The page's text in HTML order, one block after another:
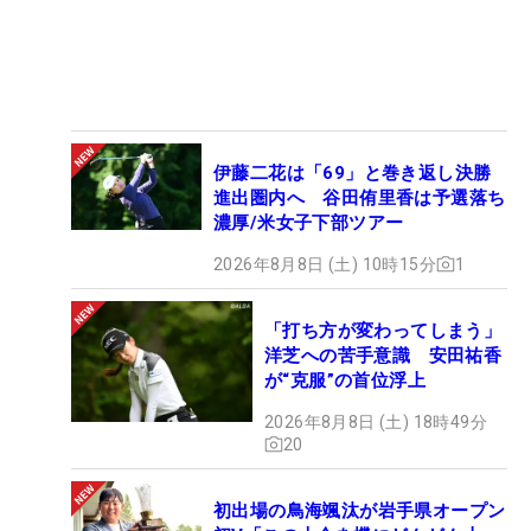
伊藤二花は「69」と巻き返し決勝
進出圏内へ 谷田侑里香は予選落ち
濃厚/米女子下部ツアー
2026年8月8日 (土) 10時15分 1
「打ち方が変わってしまう」
洋芝への苦手意識 安田祐香
が“克服”の首位浮上
2026年8月8日 (土) 18時49分
20
初出場の鳥海颯汰が岩手県オープン